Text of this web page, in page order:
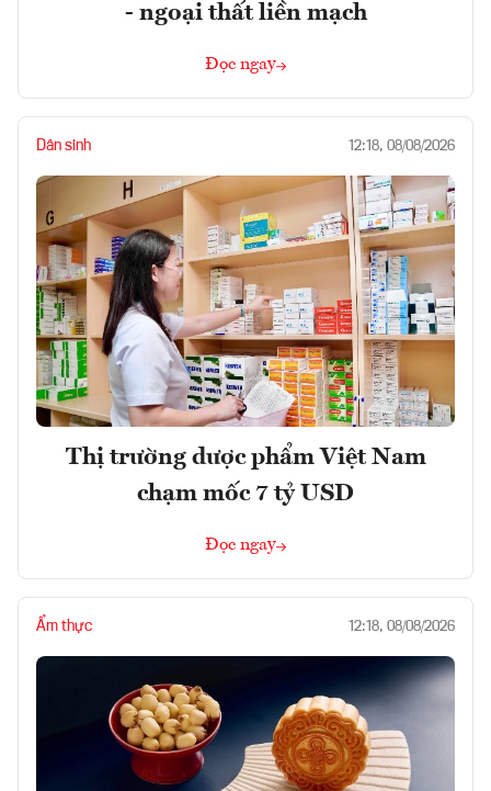
- ngoại thất liền mạch
Đọc ngay
Dân sinh 12:18, 08/08/2026
Thị trường dược phẩm Việt Nam
chạm mốc 7 tỷ USD
Đọc ngay
Ẩm thực 12:18, 08/08/2026